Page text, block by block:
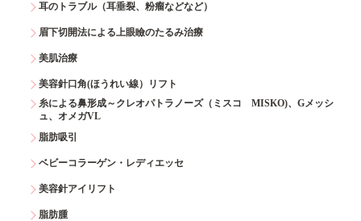
耳のトラブル（耳垂裂、粉瘤などなど）
眉下切開法による上眼瞼のたるみ治療
美肌治療
美容針口角(ほうれい線）リフト
糸による鼻形成～クレオパトラノーズ（ミスコ MISKO)、Gメッシ
ュ、オメガVL
脂肪吸引
ベビーコラーゲン・レディエッセ
美容針アイリフト
脂肪腫